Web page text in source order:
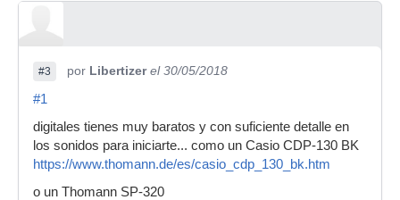
#3 por Libertizer el 30/05/2018
#1
digitales tienes muy baratos y con suficiente detalle en
los sonidos para iniciarte... como un Casio CDP-130 BK
https://www.thomann.de/es/casio_cdp_130_bk.htm
o un Thomann SP-320